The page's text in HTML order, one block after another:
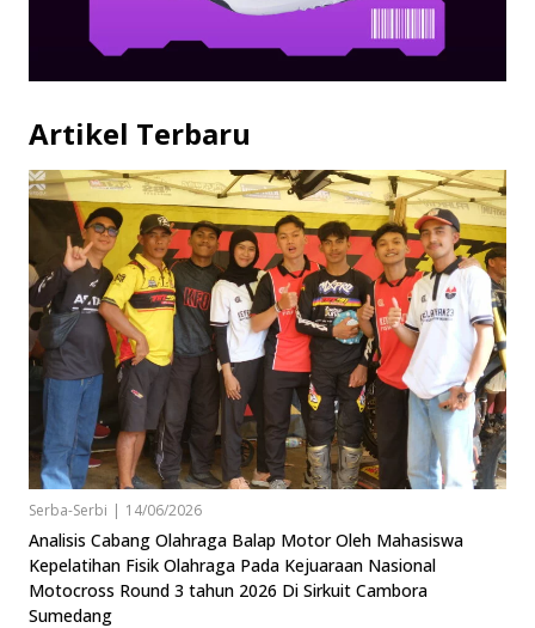
Artikel Terbaru
Serba-Serbi | 14/06/2026
Analisis Cabang Olahraga Balap Motor Oleh Mahasiswa
Kepelatihan Fisik Olahraga Pada Kejuaraan Nasional
Motocross Round 3 tahun 2026 Di Sirkuit Cambora
Sumedang